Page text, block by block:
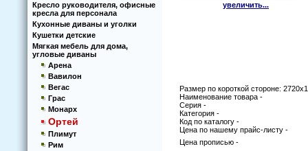
Кресло руководителя, офисные
кресла для персонала
Кухoнные диваны и угoлки
Кушетки детские
Мягкая мебель для дома,
угловые диваны
Арена
Вавилон
Вегас
Грас
Монарх
Ортей
Плимут
Рим
увеличить...
Размер по короткой стороне:
Наименование товара -
Серия -
Категория -
Код по каталогу -
Цена по нашему прайс-листу -
Цена прописью -